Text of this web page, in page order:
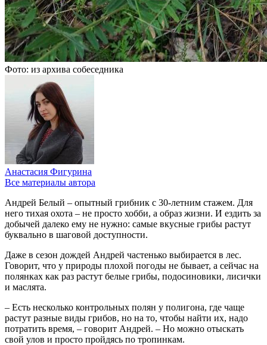
Фото: из архива собеседника
Анастасия Фигурина
Все материалы автора
Андрей Белый – опытный грибник с 30-летним стажем. Для
него тихая охота – не просто хобби, а образ жизни. И ездить за
добычей далеко ему не нужно: самые вкусные грибы растут
буквально в шаговой доступности.
Даже в сезон дождей Андрей частенько выбирается в лес.
Говорит, что у природы плохой погоды не бывает, а сейчас на
полянках как раз растут белые грибы, подосиновики, лисички
и маслята.
– Есть несколько контрольных полян у полигона, где чаще
растут разные виды грибов, но на то, чтобы найти их, надо
потратить время, – говорит Андрей. – Но можно отыскать
свой улов и просто пройдясь по тропинкам.